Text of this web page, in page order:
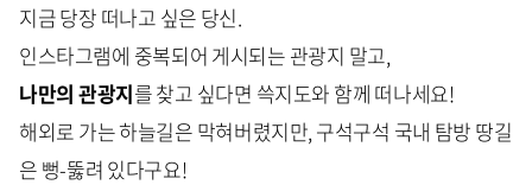
지금 당장 떠나고 싶은 당신.
인스타그램에 중복되어 게시되는 관광지 말고,
나만의 관광지를 찾고 싶다면 쓱지도와 함께 떠나세요!
해외로 가는 하늘길은 막혀버렸지만, 구석구석 국내 탐방 땅길
은 뻥-뚫려 있다구요!